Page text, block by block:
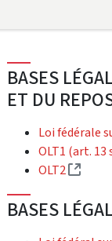
BASES
ET DU
Loi fédérale
OLT1 (art. 13
OLT2
BASES